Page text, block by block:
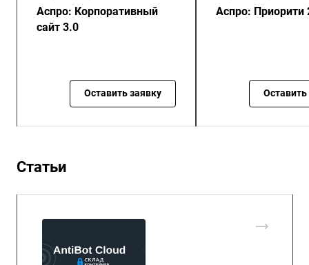
Аспро: Корпоративный
сайт 3.0
Оставить заявку
Аспро: Приорити
Оставить
Статьи